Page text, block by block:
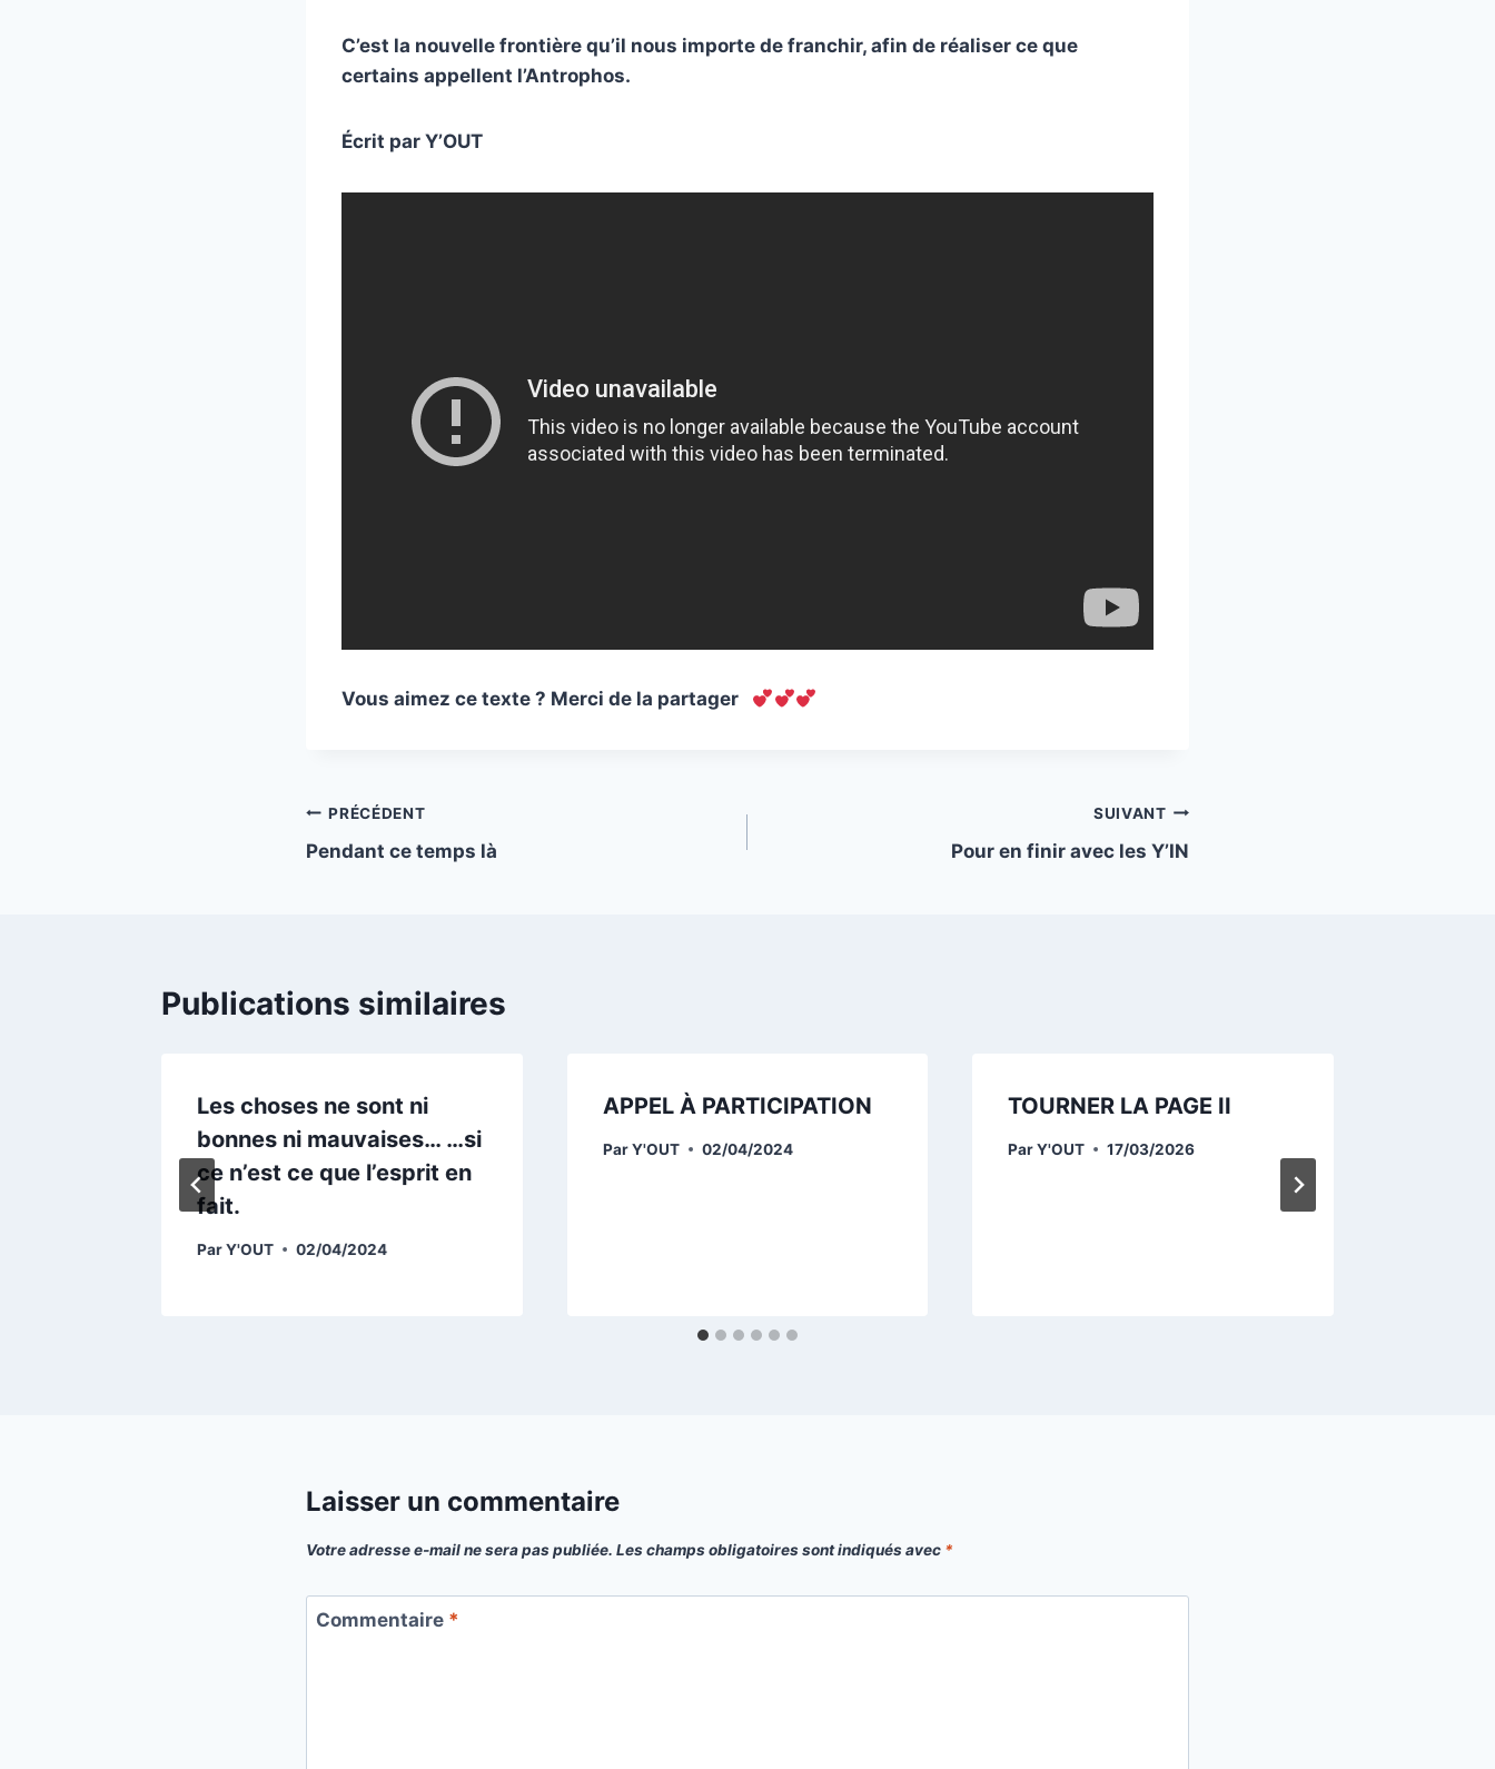
C’est la nouvelle frontière qu’il nous importe de franchir, afin de réaliser ce que
certains appellent l’Antrophos.
Écrit par Y’OUT
Vous aimez ce texte ? Merci de la partager
Navigation
de
PRÉCÉDENT
Pendant ce temps là
SUIVANT
Pour en finir avec les Y’IN
Publications similaires
Les choses ne sont ni
bonnes ni mauvaises… …si
ce n’est ce que l’esprit en
fait.
ParY'OUT 02/04/2024
APPEL À PARTICIPATION
Par Y'OUT 02/04/2024
TOURNER LA PAGE II
Par Y'OUT 17/03/2026
Laisser un commentaire
Votre adresse e-mail ne sera pas publiée. Les champs obligatoires sont indiqués avec *
Commentaire *